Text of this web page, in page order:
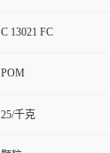
C 13021 FC
POM
25/千克